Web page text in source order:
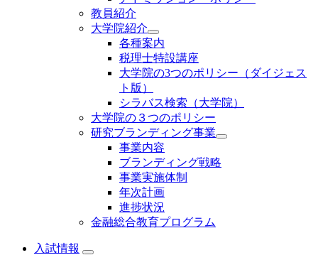
教員紹介
大学院紹介
各種案内
税理士特設講座
大学院の3つのポリシー（ダイジェス
ト版）
シラバス検索（大学院）
大学院の３つのポリシー
研究ブランディング事業
事業内容
ブランディング戦略
事業実施体制
年次計画
進捗状況
金融総合教育プログラム
入試情報